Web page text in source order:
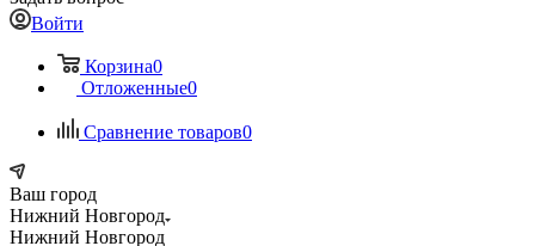
Войти
Корзина0
Отложенные0
Сравнение товаров0
Ваш город
Нижний Новгород
Нижний Новгород